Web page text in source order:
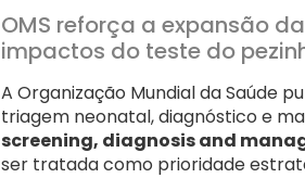
OMS reforça a expansão
impactos do teste do
A Organização Mundial da Saúde
triagem neonatal, diagnóstico e
screening, diagnosis and
ser tratada como prioridade